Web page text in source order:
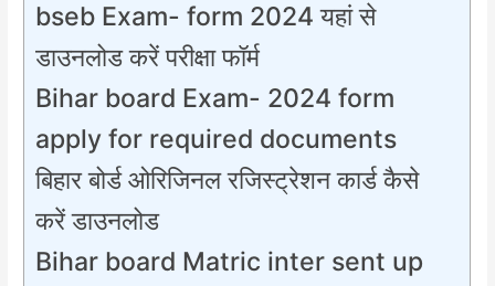
bseb Exam- form 2024 यहां से
डाउनलोड करें परीक्षा फॉर्म
Bihar board Exam- 2024 form
apply for required documents
बिहार बोर्ड ओरिजिनल रजिस्ट्रेशन कार्ड कैसे
करें डाउनलोड
Bihar board Matric inter sent up